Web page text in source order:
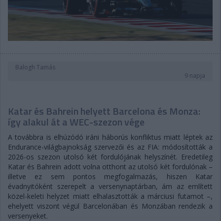
Balogh Tamás
9 napja
Katar és Bahrein helyett Barcelona és Monza:
így alakul át a WEC-szezon vége
A továbbra is elhúzódó iráni háborús konfliktus miatt léptek az
Endurance-világbajnokság szervezői és az FIA: módosították a
2026-os szezon utolsó két fordulójának helyszínét. Eredetileg
Katar és Bahrein adott volna otthont az utolsó két fordulónak –
illetve ez sem pontos megfogalmazás, hiszen Katar
évadnyitóként szerepelt a versenynaptárban, ám az említett
közel-keleti helyzet miatt elhalasztották a márciusi futamot –,
ehelyett viszont végül Barcelonában és Monzában rendezik a
versenyeket.